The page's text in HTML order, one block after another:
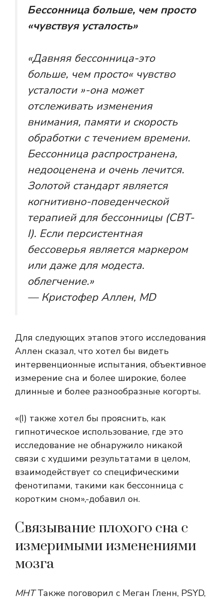
Бессонница больше, чем просто
«чувствуя усталость»
«Давняя бессонница-это
больше, чем просто« чувство
усталости »-она может
отслеживать изменения
внимания, памяти и скорость
обработки с течением времени.
Бессонница распространена,
недооценена и очень лечится.
Золотой стандарт является
когнитивно-поведенческой
терапией для бессонницы (CBT-
I). Если персистентная
бессоверья является маркером
или даже для модеста.
облегчение.»
— Кристофер Аллен, MD
Для следующих этапов этого исследования
Аллен сказал, что хотел бы видеть
интервенционные испытания, объективное
измерение сна и более широкие, более
длинные и более разнообразные когорты.
«(I) также хотел бы прояснить, как
гипнотическое использование, где это
исследование не обнаружило никакой
связи с худшими результатами в целом,
взаимодействует со специфическими
фенотипами, такими как бессонница с
коротким сном»,-добавил он.
Связывание плохого сна с
измеримыми изменениями
мозга
МНТТакже поговорил с Меган Гленн, PSYD,